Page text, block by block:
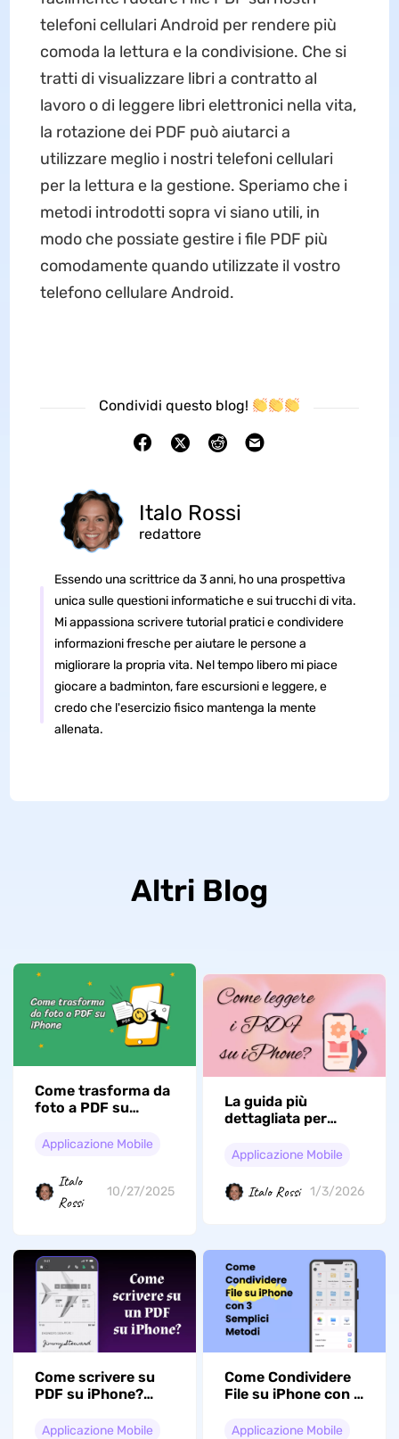
telefoni cellulari Android per rendere più
comoda la lettura e la condivisione. Che si
tratti di visualizzare libri a contratto al
lavoro o di leggere libri elettronici nella vita,
la rotazione dei PDF può aiutarci a
utilizzare meglio i nostri telefoni cellulari
per la lettura e la gestione. Speriamo che i
metodi introdotti sopra vi siano utili, in
modo che possiate gestire i file PDF più
comodamente quando utilizzate il vostro
telefono cellulare Android.
Condividi questo blog!
Italo Rossi
redattore
Essendo una scrittrice da 3 anni, ho una prospettiva
unica sulle questioni informatiche e sui trucchi di vita.
Mi appassiona scrivere tutorial pratici e condividere
informazioni fresche per aiutare le persone a
migliorare la propria vita. Nel tempo libero mi piace
giocare a badminton, fare escursioni e leggere, e
credo che l'esercizio fisico mantenga la mente
allenata.
Altri Blog
Come trasforma da
foto a PDF su
Applicazione Mobile
Italo
Rossi
10/27/2025
La guida più
dettagliata per
iPhone nel 2026
Applicazione Mobile
Italo Rossi 1/3/2026
Come scrivere su
PDF su iPhone?
guida
Applicazione Mobile
Come Condividere
File su iPhone con 3
Applicazione Mobile